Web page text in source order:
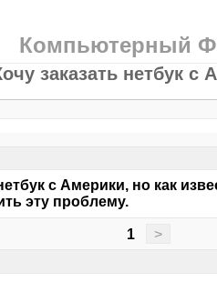
Компьютерный
заказать нетбук с
с Америки, но как
эту проблему.
1 >